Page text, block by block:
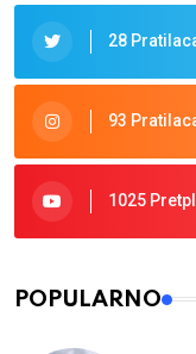
28
93
1025
POPULARNO